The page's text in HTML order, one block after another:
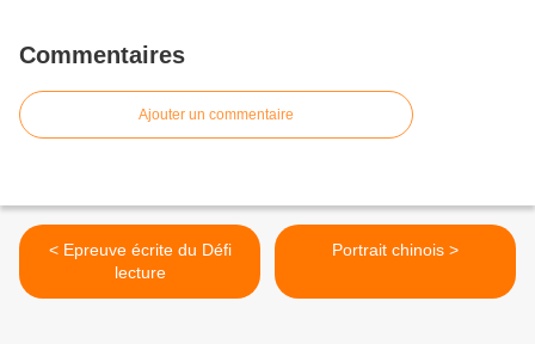
Commentaires
Ajouter un commentaire
< Epreuve écrite du Défi
lecture
Portrait chinois >